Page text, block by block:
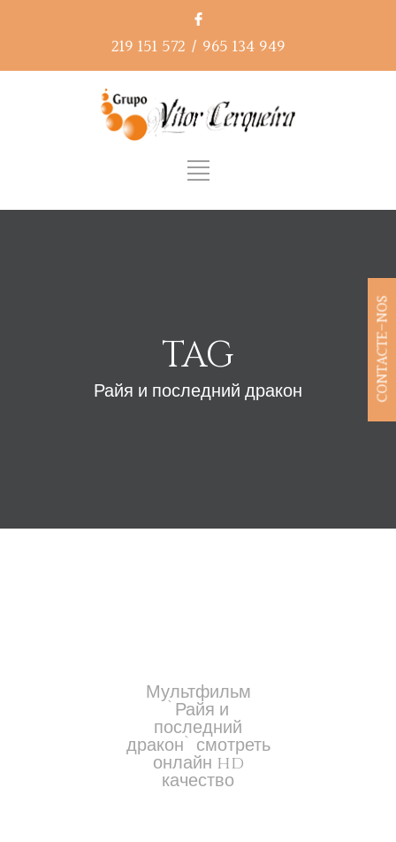
219 151 572 / 965 134 949
TAG
Райя и последний дракон
Мультфильм
`Райя и
последний
дракон` смотреть
онлайн hd
качество
CONTACTE-NOS